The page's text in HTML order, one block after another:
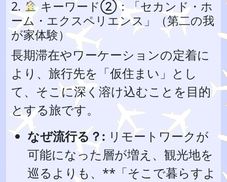
2.
キーワード②：「セカンド・ホ
ーム・エクスペリエンス」（第二の我
が家体験）
長期滞在やワーケーションの定着に
より、旅行先を「仮住まい」とし
て、そこに深く溶け込むことを目的
とする旅です。
なぜ流行る？: リモートワークが
可能になった層が増え、観光地を
巡るよりも、**「そこで暮らすよ